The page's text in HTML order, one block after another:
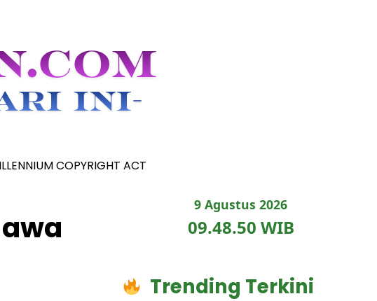
COPYRIGHT ACT
9 Agustus 2026
09.48.51 WIB
Trending Terkini